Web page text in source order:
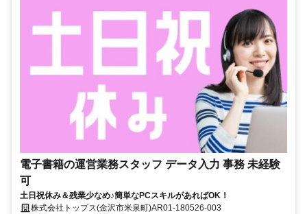
電子書籍の運営業務スタッフ データ入力 事務 未経験
可
土日祝休み＆残業少なめ♪簡単なPCスキルがあればOK！
株式会社トップス(金沢市米泉町)AR01-180526-003